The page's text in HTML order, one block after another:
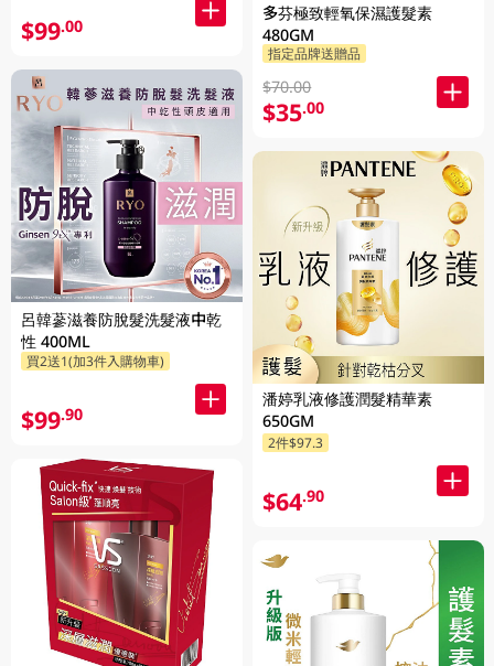
$99.00
呂韓蔘滋養防脫髮洗髮液中乾
性 400ML
買2送1(加3件入購物車)
$99.90
多芬極致輕氧保濕護髮素
480GM
指定品牌送贈品
$70.00
$35.00
潘婷乳液修護潤髮精華素
650GM
2件$97.3
$64.90